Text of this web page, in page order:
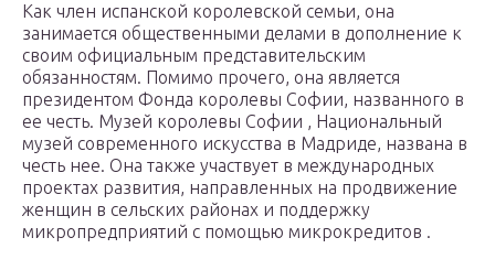
Как член испанской королевской семьи, она
занимается общественными делами в дополнение к
своим официальным представительским
обязанностям. Помимо прочего, она является
президентом Фонда королевы Софии, названного в
ее честь. Музей королевы Софии , Национальный
музей современного искусства в Мадриде, названа в
честь нее. Она также участвует в международных
проектах развития, направленных на продвижение
женщин в сельских районах и поддержку
микропредприятий с помощью микрокредитов .